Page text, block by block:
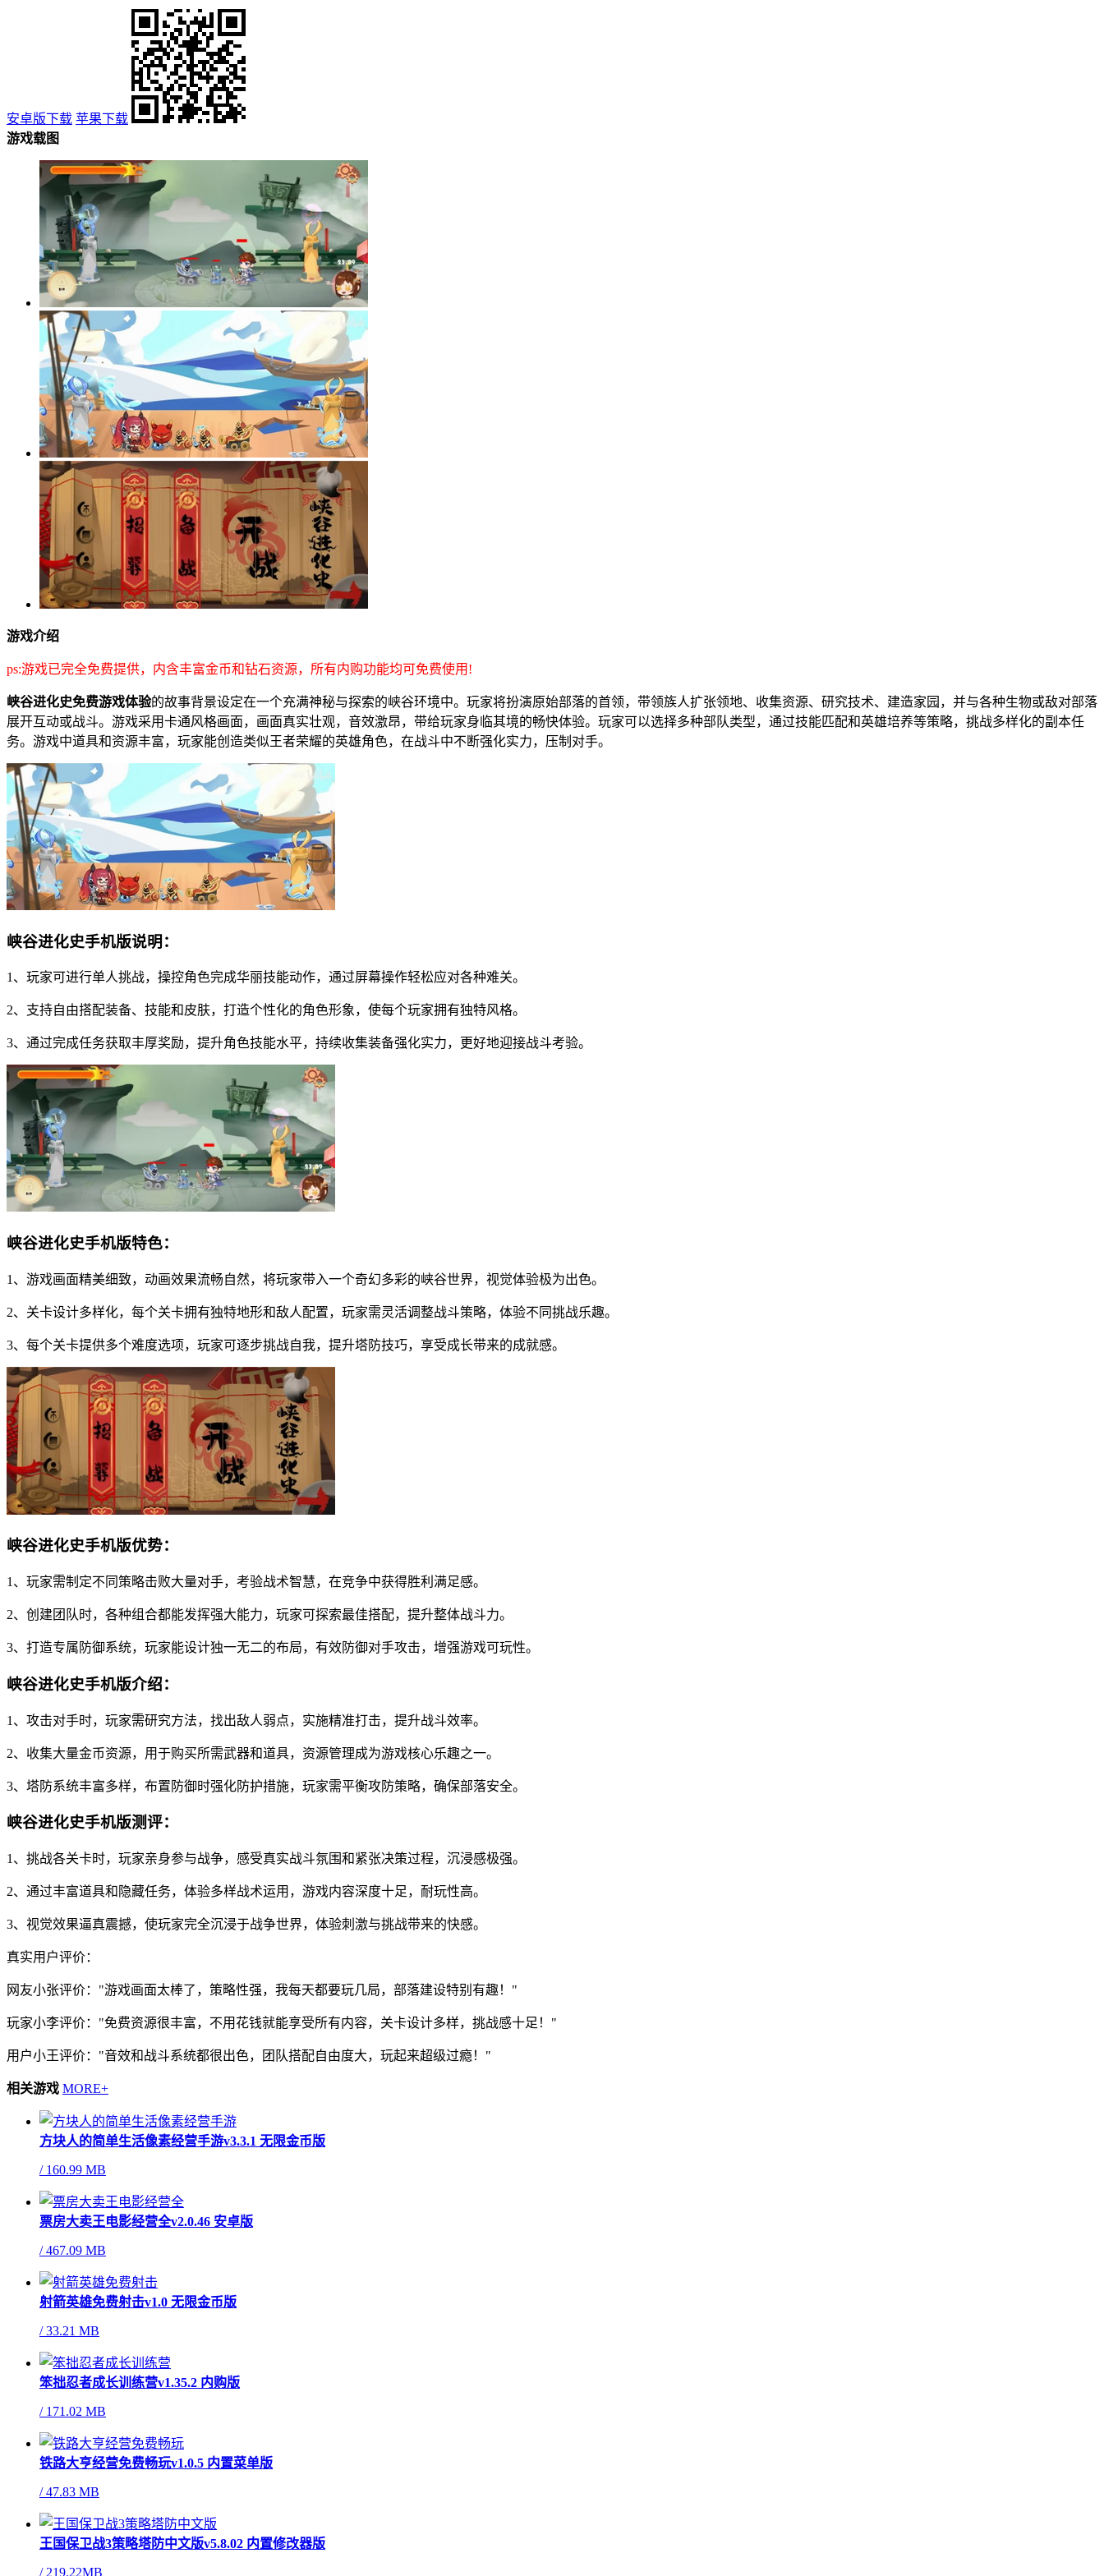
安卓版下载 苹果下载
游戏载图
游戏介绍
ps:游戏已完全免费提供，内含丰富金币和钻石资源，所有内购功能均可免费使用!
峡谷进化史免费游戏体验的故事背景设定在一个充满神秘与探索的峡谷环境中。玩家将扮演原始部落的首领，带领族人扩张领地、收集资源、研究技术、建造家园，并与各种生物或敌对部落
展开互动或战斗。游戏采用卡通风格画面，画面真实壮观，音效激昂，带给玩家身临其境的畅快体验。玩家可以选择多种部队类型，通过技能匹配和英雄培养等策略，挑战多样化的副本任
务。游戏中道具和资源丰富，玩家能创造类似王者荣耀的英雄角色，在战斗中不断强化实力，压制对手。
峡谷进化史手机版说明：
1、玩家可进行单人挑战，操控角色完成华丽技能动作，通过屏幕操作轻松应对各种难关。
2、支持自由搭配装备、技能和皮肤，打造个性化的角色形象，使每个玩家拥有独特风格。
3、通过完成任务获取丰厚奖励，提升角色技能水平，持续收集装备强化实力，更好地迎接战斗考验。
峡谷进化史手机版特色：
1、游戏画面精美细致，动画效果流畅自然，将玩家带入一个奇幻多彩的峡谷世界，视觉体验极为出色。
2、关卡设计多样化，每个关卡拥有独特地形和敌人配置，玩家需灵活调整战斗策略，体验不同挑战乐趣。
3、每个关卡提供多个难度选项，玩家可逐步挑战自我，提升塔防技巧，享受成长带来的成就感。
峡谷进化史手机版优势：
1、玩家需制定不同策略击败大量对手，考验战术智慧，在竞争中获得胜利满足感。
2、创建团队时，各种组合都能发挥强大能力，玩家可探索最佳搭配，提升整体战斗力。
3、打造专属防御系统，玩家能设计独一无二的布局，有效防御对手攻击，增强游戏可玩性。
峡谷进化史手机版介绍：
1、攻击对手时，玩家需研究方法，找出敌人弱点，实施精准打击，提升战斗效率。
2、收集大量金币资源，用于购买所需武器和道具，资源管理成为游戏核心乐趣之一。
3、塔防系统丰富多样，布置防御时强化防护措施，玩家需平衡攻防策略，确保部落安全。
峡谷进化史手机版测评：
1、挑战各关卡时，玩家亲身参与战争，感受真实战斗氛围和紧张决策过程，沉浸感极强。
2、通过丰富道具和隐藏任务，体验多样战术运用，游戏内容深度十足，耐玩性高。
3、视觉效果逼真震撼，使玩家完全沉浸于战争世界，体验刺激与挑战带来的快感。
真实用户评价：
网友小张评价："游戏画面太棒了，策略性强，我每天都要玩几局，部落建设特别有趣！"
玩家小李评价："免费资源很丰富，不用花钱就能享受所有内容，关卡设计多样，挑战感十足！"
用户小王评价："音效和战斗系统都很出色，团队搭配自由度大，玩起来超级过瘾！"
相关游戏 MORE+
方块人的简单生活像素经营手游v3.3.1 无限金币版
/160.99 MB
票房大卖王电影经营全v2.0.46 安卓版
/467.09 MB
射箭英雄免费射击v1.0 无限金币版
/33.21 MB
笨拙忍者成长训练营v1.35.2 内购版
/171.02 MB
铁路大亨经营免费畅玩v1.0.5 内置菜单版
/47.83 MB
王国保卫战3策略塔防中文版v5.8.02 内置修改器版
/219.22MB